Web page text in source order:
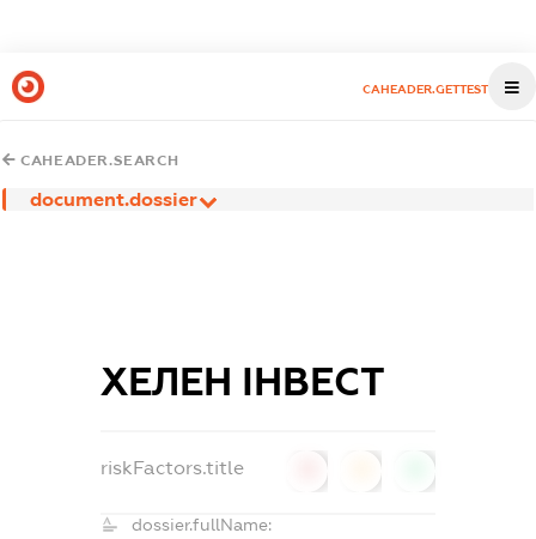
CAHEADER.GETTEST
CAHEADER.SEARCH
document.dossier
ХЕЛЕН ІНВЕСТ
riskFactors.title
dossier.fullName: